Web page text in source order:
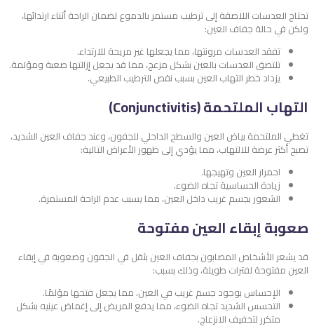
تحتاج العدسات اللاصقة إلى ترطيب مستمر بالدموع لضمان الراحة أثناء ارتدائها،
ولكن في حالة جفاف العين:
تفقد العدسات مرونتها، مما يجعلها غير مريحة للارتداء.
تلتصق العدسات بالعين بشكل مزعج، مما قد يجعل إزالتها صعبة ومؤلمة.
يزداد خطر التهاب العين بسبب نقص الترطيب الطبيعي.
التهاب الملتحمة (Conjunctivitis)
تغطي الملتحمة بياض العين والسطح الداخلي للجفون، وعند جفاف العين الشديد،
تصبح أكثر عرضة للالتهاب، مما يؤدي إلى ظهور الأعراض التالية:
احمرار العين وتهيجها.
زيادة الحساسية تجاه الضوء.
الشعور بجسم غريب داخل العين، مما يسبب عدم الراحة المستمرة.
صعوبة إبقاء العين مفتوحة
قد يشعر الأشخاص المصابون بجفاف العين بثقل في الجفون وصعوبة في إبقاء
العين مفتوحة لفترات طويلة، وذلك بسبب:
الإحساس بوجود جسم غريب في العين، مما يجعل فتحها مؤلمًا.
التحسس الشديد تجاه الضوء، مما يدفع المريض إلى إغماض عينيه بشكل
متكرر لتخفيف الانزعاج.